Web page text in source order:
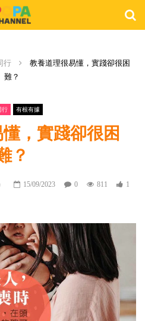
行
教養道理很易懂，實踐卻很困
難？
行 有根有據
，實踐卻很困
？
15/09/2023 0 811 1